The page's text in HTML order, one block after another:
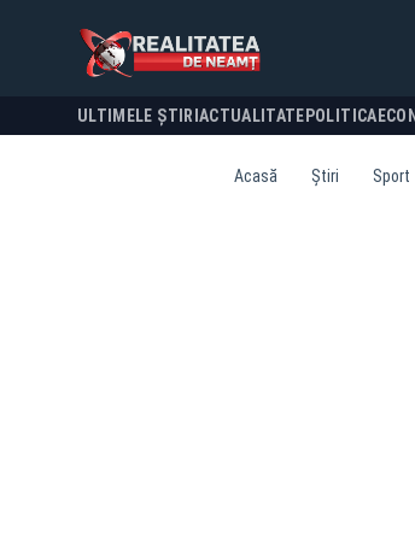
ULTIMELE ȘTIRI ACTUALITATE POLITICA
Acasă Știri Sport